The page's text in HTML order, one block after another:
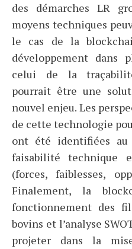
des démarches LR
moyens techniques
le cas de la
développement dans
celui de la
pourrait être une
nouvel enjeu. Les
de cette technologie
ont été identifiées au
faisabilité technique
(forces, faiblesses,
Finalement, la
fonctionnement des
bovins et l’analyse
projeter dans la